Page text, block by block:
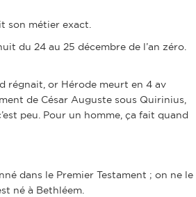
son métier exact.
du 24 au 25 décembre de l’an zéro.
régnait, or Hérode meurt en 4 av
de César Auguste sous Quirinius,
peu. Pour un homme, ça fait quand
dans le Premier Testament ; on ne le
né à Bethléem.